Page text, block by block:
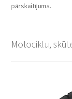
pārskaitījums.
Motociklu,